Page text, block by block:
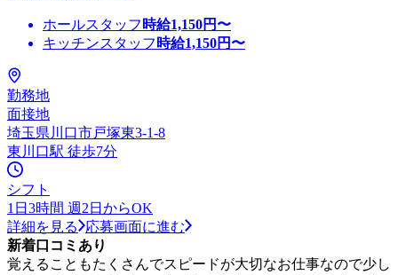
ホールスタッフ 時給1,150円〜
キッチンスタッフ 時給1,150円〜
勤務地
面接地
埼玉県川口市戸塚東3-1-8
東川口駅 徒歩7分
シフト
1日3時間 週2日からOK
詳細を見る
応募画面に進む
新着口コミあり
覚えることもたくさんでスピードが大切なお仕事なので少し